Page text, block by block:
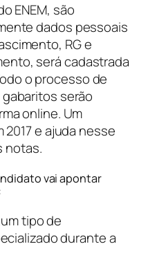
ENEM, são
dados pessoais
RG e
será cadastrada
o processo de
serão
online. Um
e ajuda nesse
notas.
vai apontar
tipo de
durante a